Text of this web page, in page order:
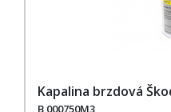
Kapalina brzdová
B 000750M3